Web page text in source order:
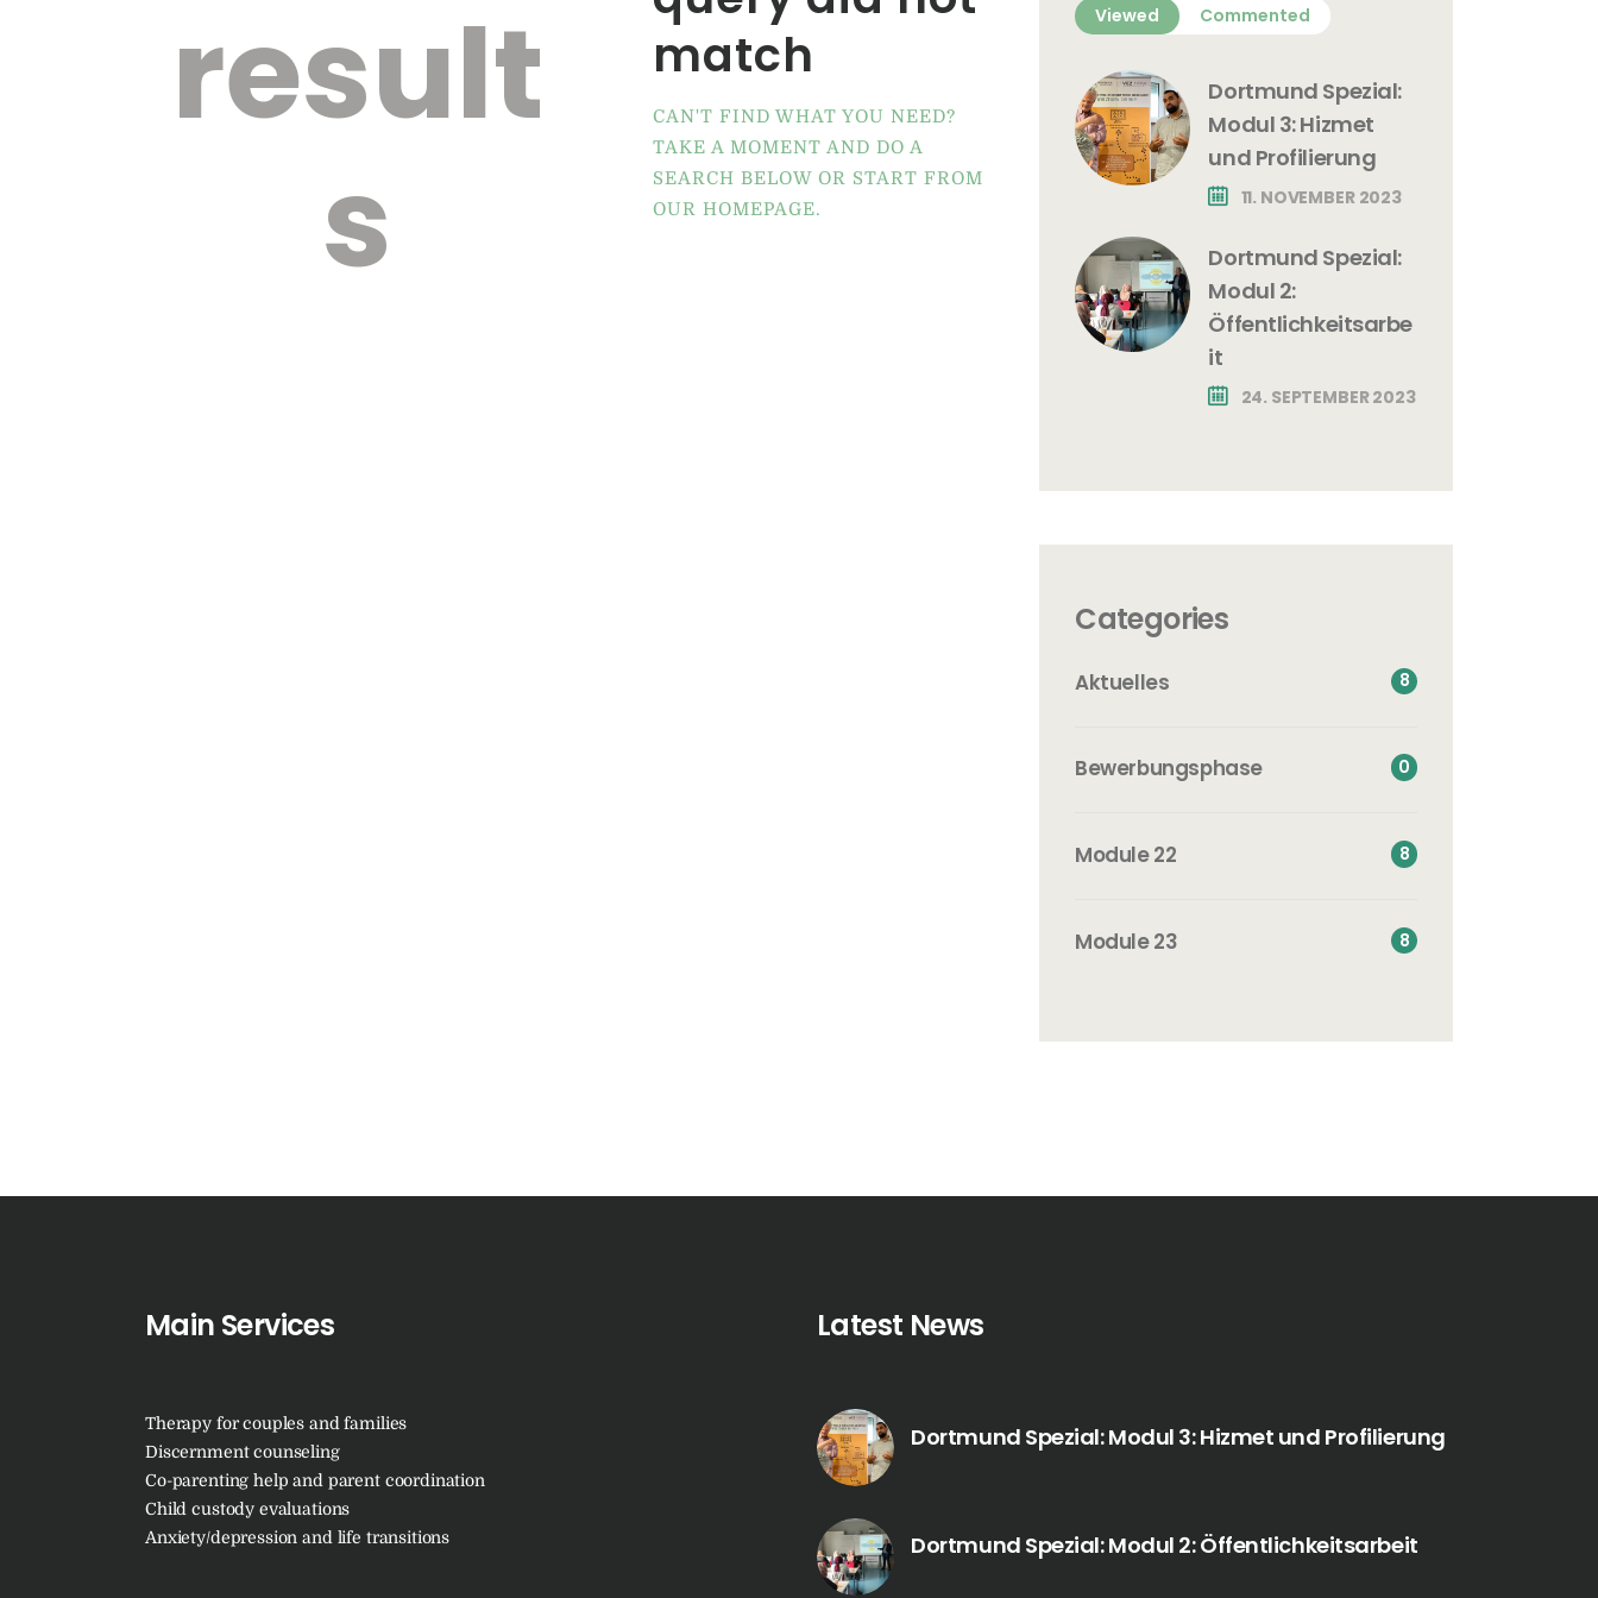
result
s
match
CAN'T FIND WHAT YOU NEED?
TAKE A MOMENT AND DO A
SEARCH BELOW OR START FROM
OUR HOMEPAGE.
Viewed Commented
Dortmund Spezial:
Modul 3: Hizmet
und Profilierung
11. NOVEMBER 2023
Dortmund Spezial:
Modul 2:
Öffentlichkeitsarbe
it
24. SEPTEMBER 2023
Categories
Aktuelles 8
Bewerbungsphase 0
Module 22 8
Module 23 8
Main Services
Therapy for couples and families
Discernment counseling
Co-parenting help and parent coordination
Child custody evaluations
Anxiety/depression and life transitions
Latest News
Dortmund Spezial: Modul 3: Hizmet und Profilierung
Dortmund Spezial: Modul 2: Öffentlichkeitsarbeit